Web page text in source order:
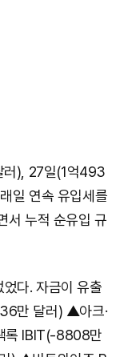
), 27일(1억493
일 연속 유입세를
서 누적 순유입 규
다. 자금이 유출
만 달러) ▲아크·
록 IBIT(-8808만